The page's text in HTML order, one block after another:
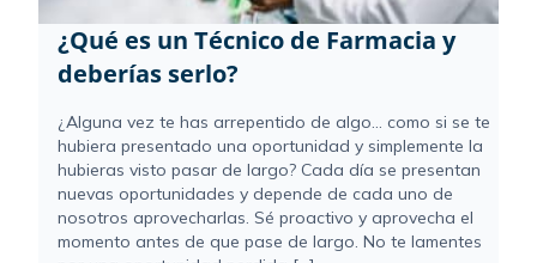
¿Qué es un Técnico de Farmacia y
deberías serlo?
¿Alguna vez te has arrepentido de algo... como si se te
hubiera presentado una oportunidad y simplemente la
hubieras visto pasar de largo? Cada día se presentan
nuevas oportunidades y depende de cada uno de
nosotros aprovecharlas. Sé proactivo y aprovecha el
momento antes de que pase de largo. No te lamentes